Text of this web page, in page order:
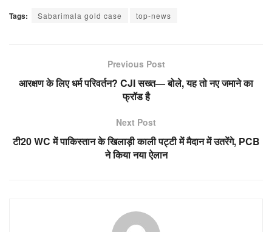
Tags: Sabarimala gold case top-news
Previous Post
आरक्षण के लिए धर्म परिवर्तन? CJI सख्त— बोले, यह तो नए जमाने का
फ्रॉड है
Next Post
टी20 WC में पाकिस्तान के खिलाड़ी काली पट्टी में मैदान में उतरेंगे, PCB
ने किया नया ऐलान